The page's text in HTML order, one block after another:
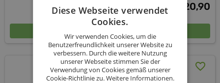
20,90
In den Warenkorb
NOAN Douro in the Bottle
0,5 L
Diese Webseite verwendet
Cookies.
Wir verwenden Cookies, um die
Benutzerfreundlichkeit unserer Website zu
verbessern. Durch die weitere Nutzung
unserer Webseite stimmen Sie der
Verwendung von Cookies gemäß unserer
Cookie-Richtlinie zu.Weitere Informationen.